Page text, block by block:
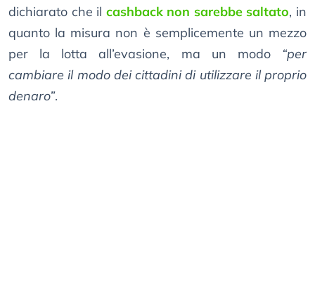
dichiarato che il cashback non sarebbe saltato, in
quanto la misura non è semplicemente un mezzo
per la lotta all’evasione, ma un modo “per
cambiare il modo dei cittadini di utilizzare il proprio
denaro”.